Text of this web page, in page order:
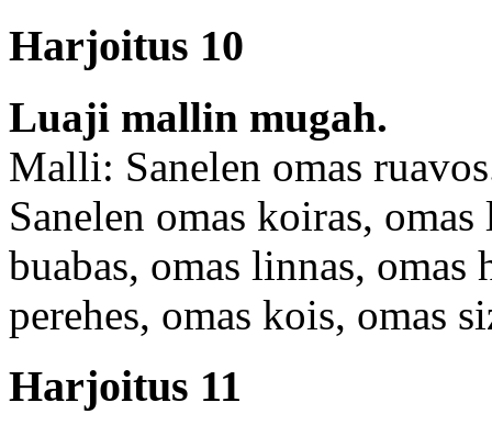
Harjoitus 10
Luaji mallin mugah.
Malli: Sanelen omas
Sanelen omas koiras, omas
buabas, omas linnas, omas
perehes, omas kois, omas
Harjoitus 11